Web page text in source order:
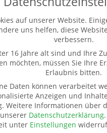
dieses Ereignis
Nach der Ankunft am
und können nun
auf unserer Website.
uns helfen, diese
verbessern.
16 Jahre alt sind und Ihre
möchten, müssen Sie Ihre
Erlaubnis bitten.
Daten können verarbeitet
Anzeigen und
Weitere Informationen über
Datenschutzerklärung.
unter Einstellungen